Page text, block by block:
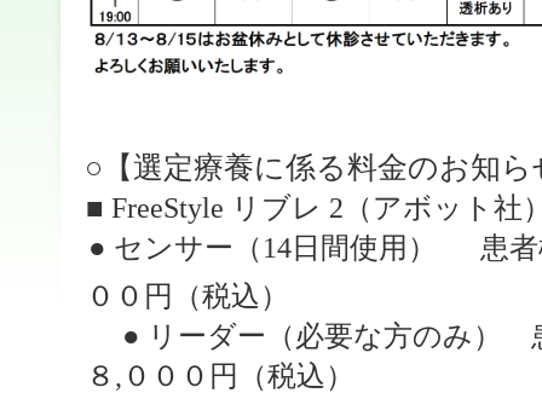
○ 【選定療養に係る料金のお知ら
■ FreeStyle リブレ 2 （アボット社
● センサー（ 14日間使用）
患者
００円（税込）
● リーダー（必要な方のみ）
８ , ０００円（税込）